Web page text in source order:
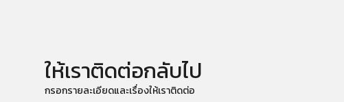
ให้เราติดต่อกลับไป
กรอกรายละเอียดและเรื่องให้เราติดต่อ